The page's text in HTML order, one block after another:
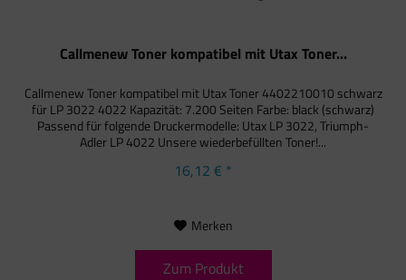
Callmenew Toner kompatibel mit Utax Toner...
Callmenew Toner kompatibel mit Utax Toner 4402210010 schwarz
für LP 3022 4022 Kapazität: 7.200 Seiten Farbe: black (schwarz)
Passend für folgende Druckermodelle: Utax LP 3022, Triumph-
Adler LP 4022 Unsere wiederbefüllten Toner!...
16,12 € *
Merken
Zum Produkt